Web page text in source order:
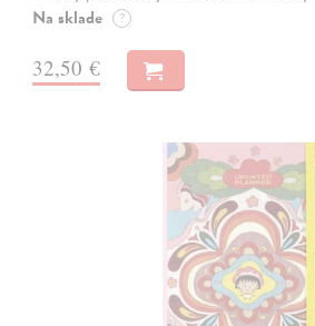
Na sklade ?
32,50 €